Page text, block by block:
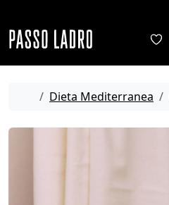
Home
Dieta Mediterranea